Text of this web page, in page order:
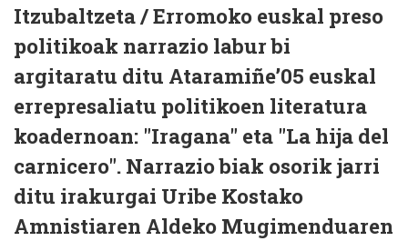
Itzubaltzeta / Erromoko euskal preso
politikoak narrazio labur bi
argitaratu ditu Ataramiñe’05 euskal
errepresaliatu politikoen literatura
koadernoan: "Iragana" eta "La hija del
carnicero". Narrazio biak osorik jarri
ditu irakurgai Uribe Kostako
Amnistiaren Aldeko Mugimenduaren